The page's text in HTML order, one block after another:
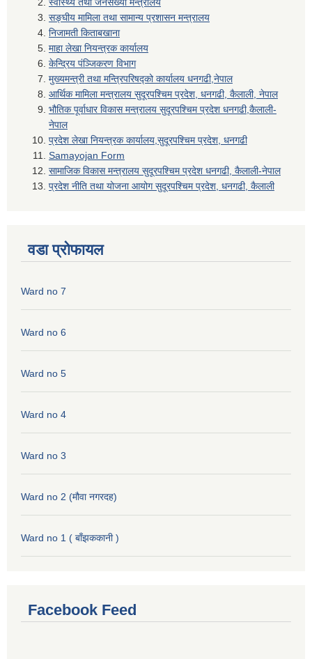
सङ्घीय मामिला तथा सामान्य प्रशासन मन्त्रालय
निजामती किताबखाना
माहा लेखा नियन्त्रक कार्यालय
केन्द्रिय पंञ्जिकरण विभाग
मुख्यमन्त्री तथा मन्त्रिपरिषद्को कार्यालय धनगढी,नेपाल
आर्थिक मामिला मन्त्रालय सुदूरपश्चिम प्रदेश, धनगढी, कैलाली, नेपाल
भौतिक पूर्वाधार विकास मन्त्रालय सुदूरपश्चिम प्रदेश धनगढी,कैलाली-
नेपाल
प्रदेश लेखा नियन्त्रक कार्यालय,सुदूरपश्चिम प्रदेश, धनगढी
Samayojan Form
सामाजिक विकास मन्त्रालय सुदूरपश्चिम प्रदेश धनगढी, कैलाली-नेपाल
प्रदेश नीति तथा योजना आयोग सुदूरपश्चिम प्रदेश, धनगढी, कैलाली
वडा प्रोफायल
Ward no 7
Ward no 6
Ward no 5
Ward no 4
Ward no 3
Ward no 2 (मौवा नगरदह)
Ward no 1 ( बाँझककानी )
Facebook Feed